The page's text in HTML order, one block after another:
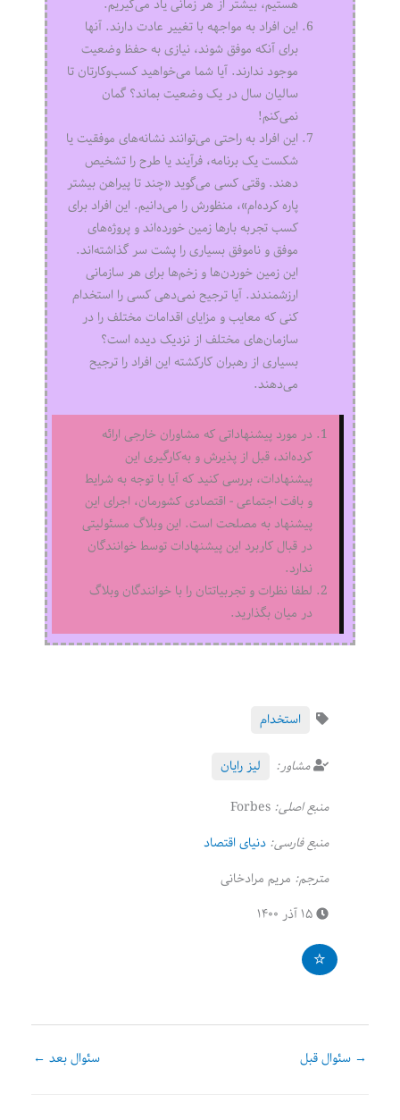
هستیم، بیشتر از هر زمانی یاد می‌گیریم.
این افراد به مواجهه با تغییر عادت دارند. آنها
برای آنکه موفق شوند، نیازی به حفظ وضعیت
موجود ندارند. آیا شما می‌خواهید کسب‌وکارتان تا
سالیان سال در یک وضعیت بماند؟ گمان
نمی‌کنم!
این افراد به راحتی می‌توانند نشانه‌های موفقیت یا
شکست یک برنامه، فرآیند یا طرح را تشخیص
دهند. وقتی کسی می‌گوید «چند تا پیراهن بیشتر
پاره کرده‌ام»، منظورش را می‌دانیم. این افراد برای
کسب تجربه بارها زمین خورده‌اند و پروژه‌های
موفق و ناموفق بسیاری را پشت سر گذاشته‌اند.
این زمین خوردن‌ها و زخم‌ها برای هر سازمانی
ارزشمندند. آیا ترجیح نمی‌دهی کسی را استخدام
کنی که معایب و مزایای اقدامات مختلف را در
سازمان‌های مختلف از نزدیک دیده است؟
بسیاری از رهبران کارکشته این افراد را ترجیح
می‌دهند.
در مورد پیشنهاداتی که مشاوران خارجی ارائه
کرده‌اند، قبل از پذیرش و به‌کارگیری این
پیشنهادات، بررسی کنید که آیا با توجه به شرایط
و بافت اجتماعی - اقتصادی کشورمان، اجرای این
پیشنهاد به مصلحت است. این وبلاگ مسئولیتی
در قبال کاربرد این پیشنهادات توسط خوانندگان
ندارد.
لطفا نظرات و تجربیاتتان را با خوانندگان وبلاگ
در میان بگذارید.
استخدام
مشاور:
لیز رایان
منبع اصلی: Forbes
منبع فارسی: دنیای اقتصاد
مترجم: مریم مرادخانی
→ سئوال قبل سئوال بعد ←